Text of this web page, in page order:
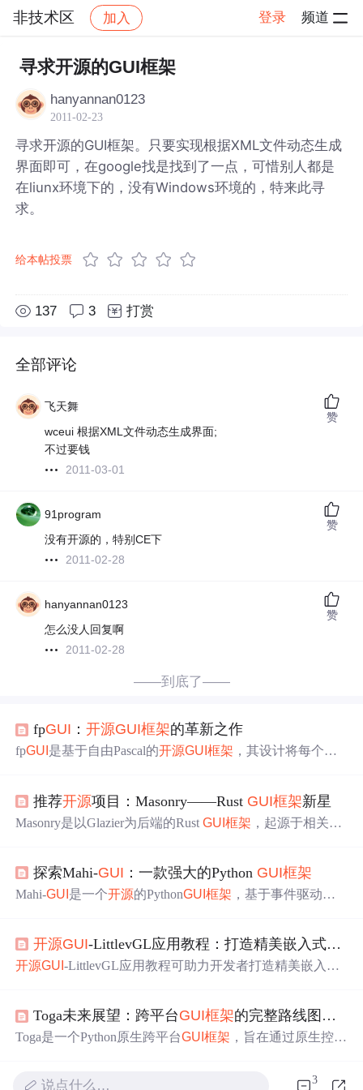
非技术区 加入 登录 频道
社区 非技术区 帖子详情
寻求开源的GUI框架
hanyannan0123
2011-02-23
寻求开源的GUI框架。只要实现根据XML文件动态生成
界面即可，在google找是找到了一点，可惜别人都是
在liunx环境下的，没有Windows环境的，特来此寻
求。
给本帖投票
137 3 打赏
全部评论
飞天舞
wceui 根据XML文件动态生成界面;
不过要钱
2011-03-01
赞
91program
没有开源的，特别CE下
2011-02-28
赞
hanyannan0123
怎么没人回复啊
2011-02-28
赞
——到底了——
fpGUI ：开源GUI框架的革新之作
fpGUI 是基于自由Pascal的开源GUI框架 ，其设计将每个控
戏开发、科学计算等场景，还具备灵活控件设计、跨平台
兼容等显著优势。
推荐开源项目：Masonry——Rust GUI框架新星
Masonry是以Glazier为后端的RustGUI框架 ，起源于相关讨
试、可扩展性强。对于寻求RustGUI方案的开发者值得尝
试。
探索Mahi-GUI ：一款强大的Python GUI框架
Mahi-GUI 是一个开源的PythonGUI框架 ，基于事件驱动，
区活跃，持续更新，是开发者理想的 GUI开发选择。
开源GUI-LittlevGL应用教程：打造精美嵌入式GUI
开源GUI-LittlevGL应用教程可助力开发者打造精美嵌入式
于上手，有强大社区支持和硬件兼容性，适用于智能家
居、工业控制等场景。
Toga未来展望：跨平台GUI框架的完整路线图解析
Toga是一个Python原生跨平台GUI框架 ，旨在通过原生控件
说点什么… 3